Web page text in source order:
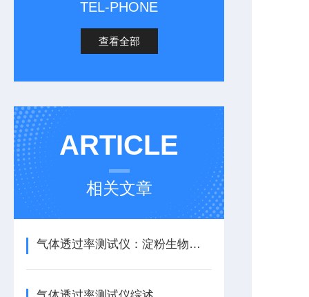
TEL-PHONE
查看全部
ARTICLE
相关文章
气体透过率测试仪：淀粉生物降解袋透气性能测试应用